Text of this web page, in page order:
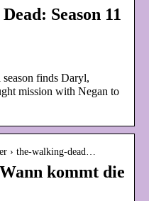
Season 11
finds Daryl,
mission with Negan to
› the-walking-dead…
kommt die